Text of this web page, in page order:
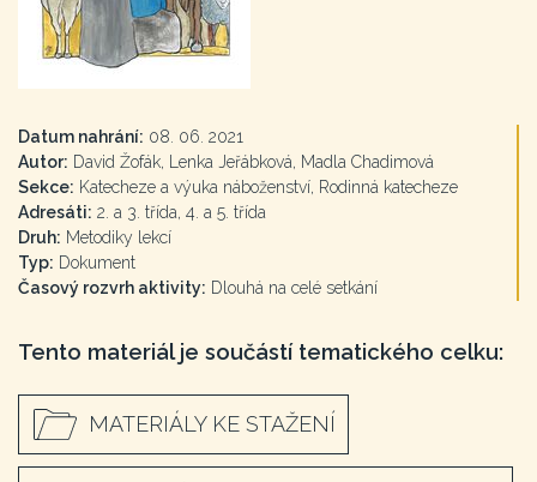
Datum nahrání: 08. 06. 2021
Autor: David Žofák, Lenka Jeřábková, Madla Chadimová
Sekce: Katecheze a výuka náboženství, Rodinná katecheze
Adresáti: 2. a 3. třída, 4. a 5. třída
Druh: Metodiky lekcí
Typ: Dokument
Časový rozvrh aktivity: Dlouhá na celé setkání
Tento materiál je součástí tematického celku:
MATERIÁLY KE STAŽENÍ